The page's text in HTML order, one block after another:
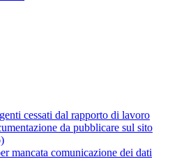
cessati dal rapporto di lavoro
da pubblicare sul sito
mancata comunicazione dei dati